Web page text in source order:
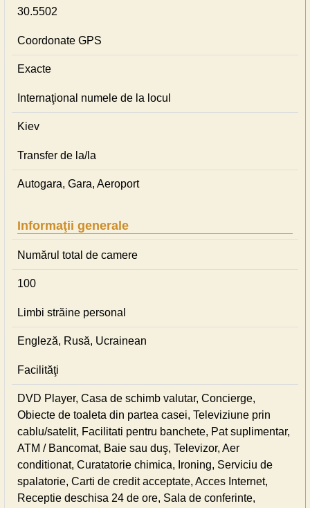
30.5502
Coordonate GPS
Exacte
Internaţional numele de la locul
Kiev
Transfer de la/la
Autogara, Gara, Aeroport
Informaţii generale
Numărul total de camere
100
Limbi străine personal
Engleză, Rusă, Ucrainean
Facilităţi
DVD Player, Casa de schimb valutar, Concierge,
Obiecte de toaleta din partea casei, Televiziune prin
cablu/satelit, Facilitati pentru banchete, Pat suplimentar,
ATM / Bancomat, Baie sau duş, Televizor, Aer
conditionat, Curatatorie chimica, Ironing, Serviciu de
spalatorie, Carti de credit acceptate, Acces Internet,
Receptie deschisa 24 de ore, Sala de conferinte,